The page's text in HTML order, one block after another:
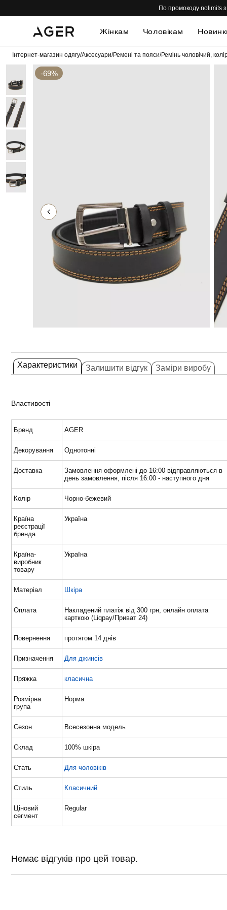
По промокоду nolimits
Жінкам Чоловікам
Інтернет-магазин одягу/Аксесуари/Ремені та пояси/Ремінь чоловічий,
-69%
Характеристики Залишити відгук Заміри виробу
Властивості
Бренд AGER
Декорування Однотонні
Доставка
Замовлення оформлені до 16:00 відправляються в
день замовлення, після 16:00 - наступного дня
Колір Чорно-бежевий
Країна
реєстрації
бренда
Україна
Країна-
виробник
товару
Україна
Матеріал Шкіра
Оплата
Накладений платіж від 300 грн, онлайн оплата
карткою (Liqpay/Приват 24)
Повернення протягом 14 днів
Призначення Для джинсів
Пряжка класична
Розмірна
група
Норма
Сезон Всесезонна модель
Склад 100% шкіра
Стать Для чоловіків
Стиль Класичний
Ціновий
сегмент
Regular
Немає відгуків про цей товар.